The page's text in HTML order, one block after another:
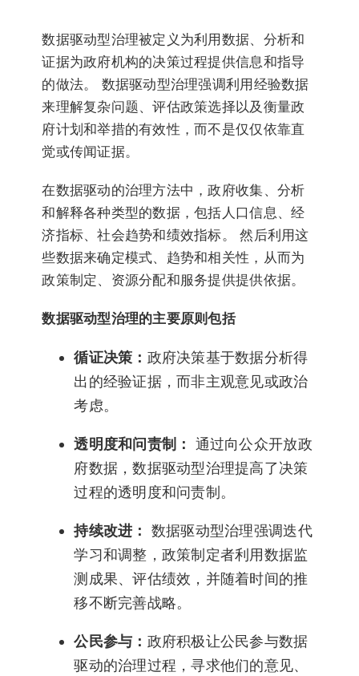
数据驱动型治理被定义为利用数据、分析和
证据为政府机构的决策过程提供信息和指导
的做法。 数据驱动型治理强调利用经验数据
来理解复杂问题、评估政策选择以及衡量政
府计划和举措的有效性，而不是仅仅依靠直
觉或传闻证据。
在数据驱动的治理方法中，政府收集、分析
和解释各种类型的数据，包括人口信息、经
济指标、社会趋势和绩效指标。 然后利用这
些数据来确定模式、趋势和相关性，从而为
政策制定、资源分配和服务提供提供依据。
数据驱动型治理的主要原则包括
循证决策： 政府决策基于数据分析得
出的经验证据，而非主观意见或政治
考虑。
透明度和问责制： 通过向公众开放政
府数据，数据驱动型治理提高了决策
过程的透明度和问责制。
持续改进： 数据驱动型治理强调迭代
学习和调整，政策制定者利用数据监
测成果、评估绩效，并随着时间的推
移不断完善战略。
公民参与： 政府积极让公民参与数据
驱动的治理过程，寻求他们的意见、